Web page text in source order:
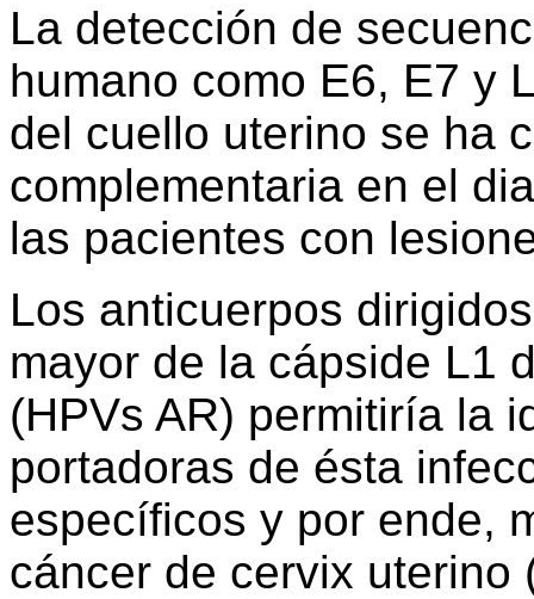
La detección de
humano como E6, E7 y
del cuello uterino se ha
complementaria en el
las pacientes con
Los anticuerpos
mayor de la cápside L1
(HPVs AR) permitiría la
portadoras de ésta
específicos y por ende,
cáncer de cervix uterino